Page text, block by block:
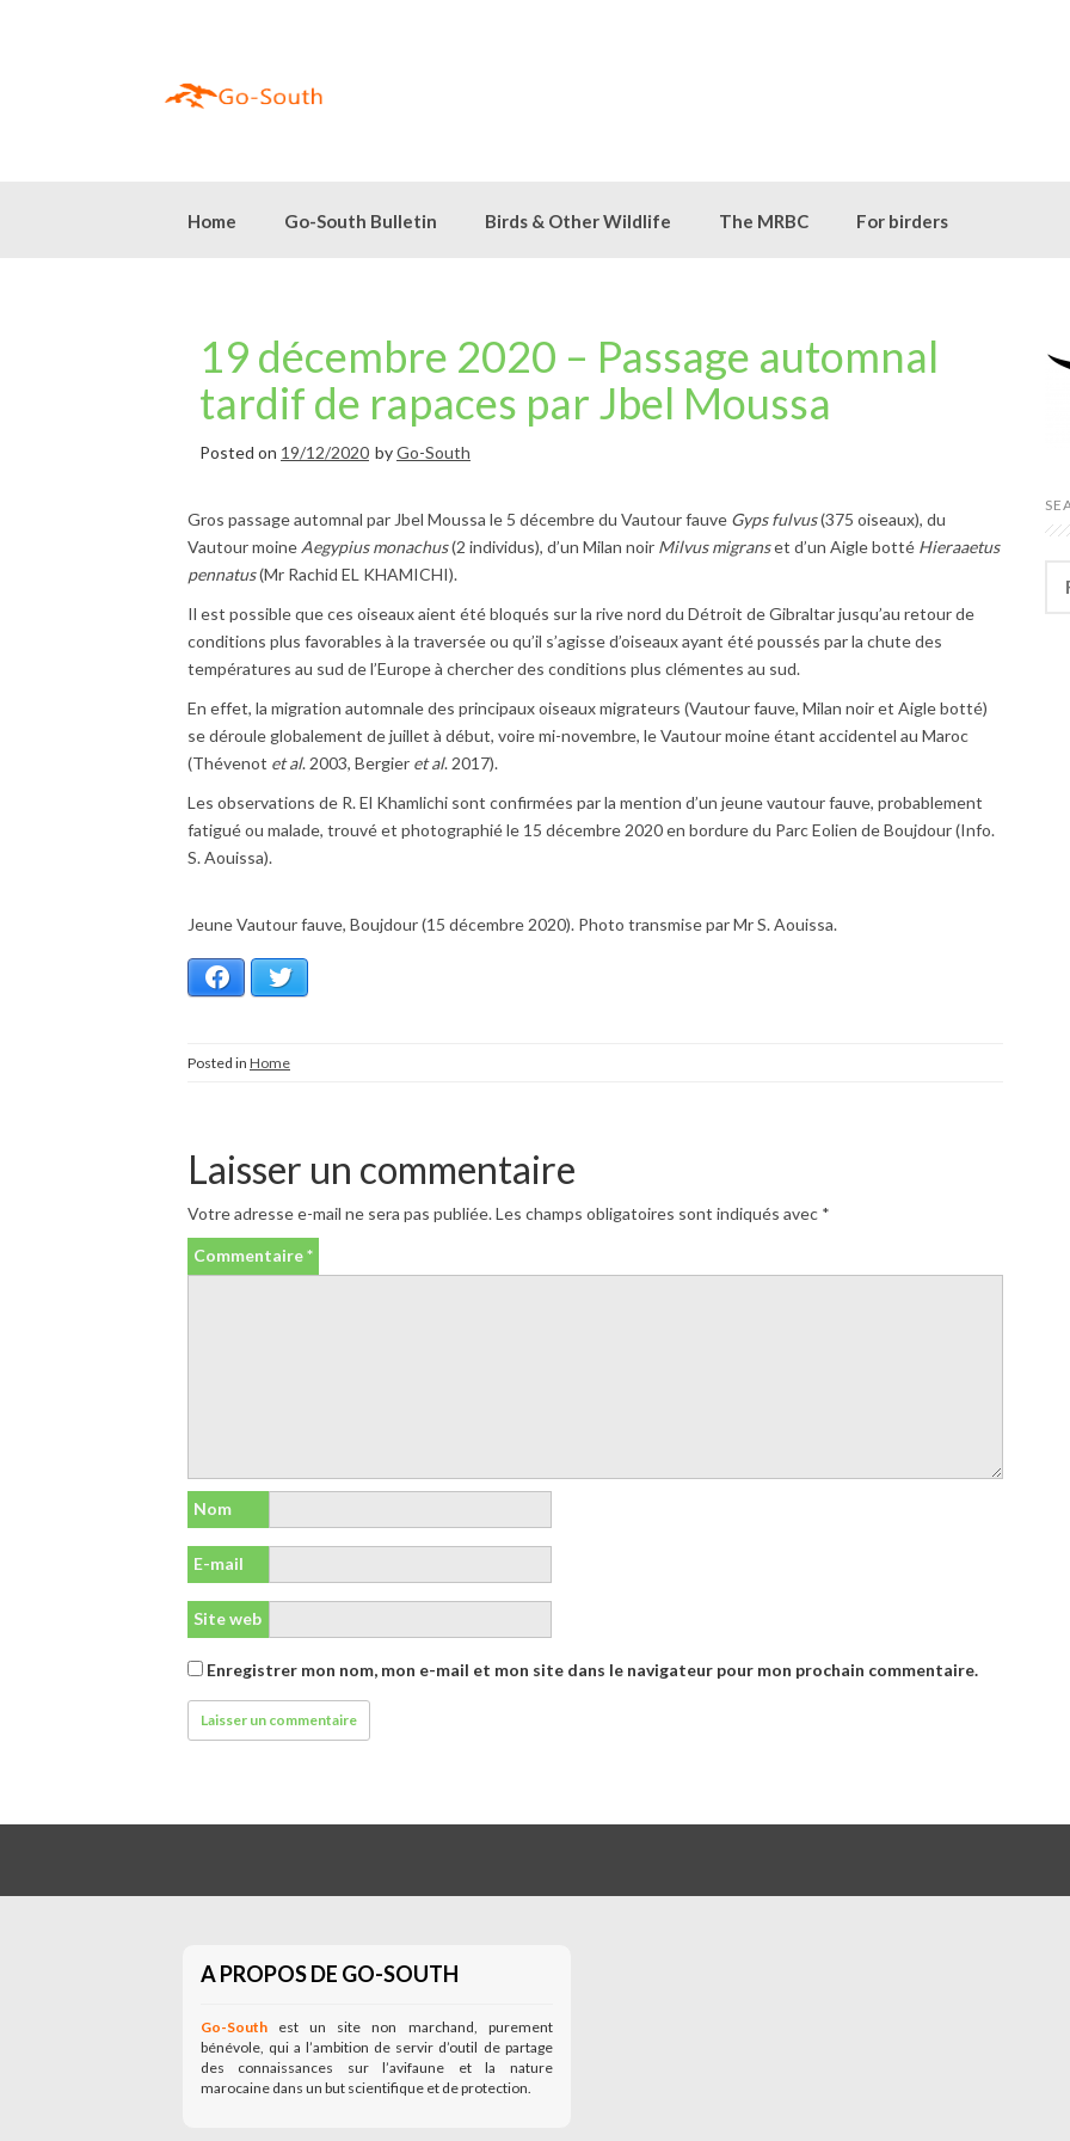
Home Go-South Bulletin Birds & Other Wildlife The MRBC For birders
19 décembre 2020 – Passage automnal
tardif de rapaces par Jbel Moussa
Posted on 19/12/2020 byGo-South
Gros passage automnal par Jbel Moussa le 5 décembre du Vautour fauve Gyps fulvus(375 oiseaux), du
Vautour moine Aegypius monachus(2 individus), d’un Milan noir Milvus migranset d’un Aigle botté Hieraaetus
pennatus(Mr Rachid EL KHAMICHI).
Il est possible que ces oiseaux aient été bloqués sur la rive nord du Détroit de Gibraltar jusqu’au retour de
conditions plus favorables à la traversée ou qu’il s’agisse d’oiseaux ayant été poussés par la chute des
températures au sud de l’Europe à chercher des conditions plus clémentes au sud.
En effet, la migration automnale des principaux oiseaux migrateurs (Vautour fauve, Milan noir et Aigle botté)
se déroule globalement de juillet à début, voire mi-novembre, le Vautour moine étant accidentel au Maroc
(Thévenot et al. 2003, Bergier et al. 2017).
Les observations de R. El Khamlichi sont confirmées par la mention d’un jeune vautour fauve, probablement
fatigué ou malade, trouvé et photographié le 15 décembre 2020 en bordure du Parc Eolien de Boujdour (Info.
S. Aouissa).
Jeune Vautour fauve, Boujdour (15 décembre 2020). Photo transmise par Mr S. Aouissa.
Facebook
Posted in Home
Laisser un commentaire
Votre adresse e-mail ne sera pas publiée.Les champs obligatoires sont indiqués avec *
Commentaire*
Nom
E-mail
Site web
Enregistrer mon nom, mon e-mail et mon site dans le navigateur pour mon prochain commentaire.
A PROPOS DE GO-SOUTH
Go-South est un site non marchand, purement
bénévole, qui a l’ambition de servir d’outil de partage
des connaissances sur l’avifaune et la nature
marocaine dans un but scientifique et de protection.